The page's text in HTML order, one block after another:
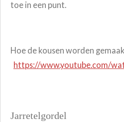
toe in een punt.
Hoe de kousen worden
https://www.youtube.com/
Jarretelgordel